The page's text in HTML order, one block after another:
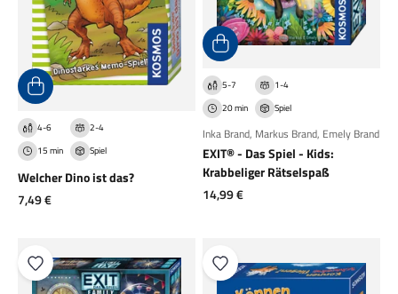
4-6
2-4
15 min
Spiel
Welcher Dino ist das?
Angebot
7,49 €
5-7
1-4
20 min
Spiel
Inka Brand, Markus Brand, Emely Brand
EXIT® - Das Spiel - Kids:
Krabbeliger Rätselspaß
Angebot
14,99 €